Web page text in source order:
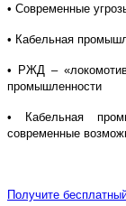
• Современные
• Кабельная
• РЖД –
промышленности
• Кабельная
современные
Получите